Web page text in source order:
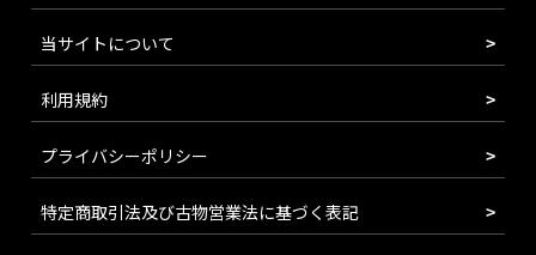
当サイトについて
利用規約
プライバシーポリシー
特定商取引法及び古物営業法に基づく表記